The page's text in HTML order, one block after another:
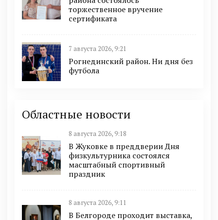
торжественное вручение
сертификата
7 августа 2026, 9:21
Рогнединский район. Ни дня без
футбола
Областные новости
8 августа 2026, 9:18
В Жуковке в преддверии Дня
физкультурника состоялся
масштабный спортивный
праздник
8 августа 2026, 9:11
В Белгороде проходит выставка,